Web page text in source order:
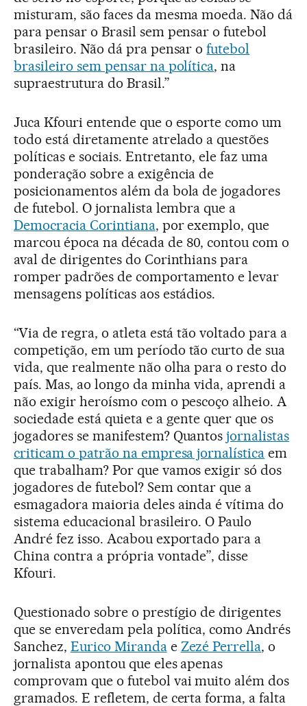
misturam, são faces da mesma moeda. Não dá
para pensar o Brasil sem pensar o futebol
brasileiro. Não dá pra pensar ofutebol
brasileiro sem pensar na política, na
supraestrutura do Brasil.”
Juca Kfouri entende que o esporte como um
todo está diretamente atrelado a questões
políticas e sociais. Entretanto, ele faz uma
ponderação sobre a exigência de
posicionamentos além da bola de jogadores
de futebol. O jornalista lembra que a
Democracia Corintiana, por exemplo, que
marcou época na década de 80, contou com o
aval de dirigentes do Corinthians para
romper padrões de comportamento e levar
mensagens políticas aos estádios.
“Via de regra, o atleta está tão voltado para a
competição, em um período tão curto de sua
vida, que realmente não olha para o resto do
país. Mas, ao longo da minha vida, aprendi a
não exigir heroísmo com o pescoço alheio. A
sociedade está quieta e a gente quer que os
jogadores se manifestem? Quantosjornalistas
criticam o patrão na empresa jornalística em
que trabalham? Por que vamos exigir só dos
jogadores de futebol? Sem contar que a
esmagadora maioria deles ainda é vítima do
sistema educacional brasileiro. O Paulo
André fez isso. Acabou exportado para a
China contra a própria vontade”, disse
Kfouri.
Questionado sobre o prestígio de dirigentes
que se enveredam pela política, como Andrés
Sanchez, Eurico Mirandae Zezé Perrella, o
jornalista apontou que eles apenas
comprovam que o futebol vai muito além dos
gramados. E refletem, de certa forma, a falta